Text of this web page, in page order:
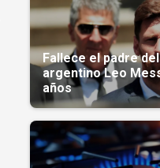
Fallece el padre
argentino Leo
años